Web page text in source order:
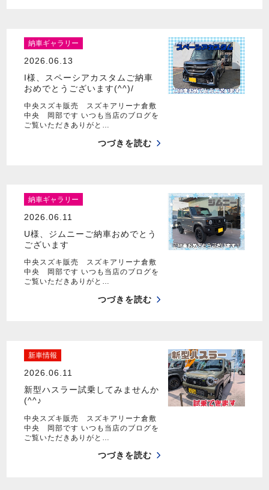
納車ギャラリー
2026.06.13
I様、スペーシアカスタムご納車
おめでとうございます(^^)/
中央スズキ販売 スズキアリーナ倉敷
中央 岡部です いつも当店のブログを
ご覧いただきありがと…
つづきを読む
納車ギャラリー
2026.06.11
U様、ジムニーご納車おめでとう
ございます
中央スズキ販売 スズキアリーナ倉敷
中央 岡部です いつも当店のブログを
ご覧いただきありがと…
つづきを読む
新車情報
2026.06.11
新型ハスラー試乗してみませんか
(^^♪
中央スズキ販売 スズキアリーナ倉敷
中央 岡部です いつも当店のブログを
ご覧いただきありがと…
つづきを読む